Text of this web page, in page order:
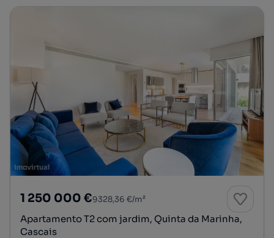
1 250 000 €9328,36 €/m²
Apartamento T2 com jardim, Quinta da Marinha,
Cascais